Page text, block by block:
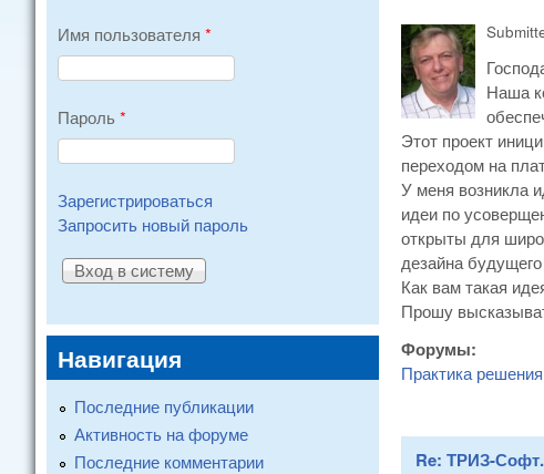
Наша
Этот проект
переходом на
У меня возникла
идеи по
открыты для
дезайна
Как вам такая
Прошу
Форумы:
Практика
Re: ТРИЗ-
Имя пользователя *
Пароль *
Зарегистрироваться
Запросить новый пароль
Навигация
Последние публикации
Активность на форуме
Последние комментарии